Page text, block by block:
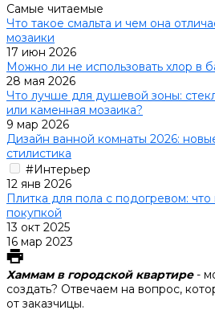
Самые читаемые
Что такое смальта и чем она
мозаики
17 июн 2026
Можно ли не использовать хлор в
28 мая 2026
Что лучше для душевой зоны:
или каменная мозаика?
9 мар 2026
Дизайн ванной комнаты 2026:
стилистика
#Интерьер
12 янв 2026
Плитка для пола с подогревом:
покупкой
13 окт 2025
16 мар 2023
Хаммам в городской квартире-
создать? Отвечаем на вопрос,
от заказчицы.